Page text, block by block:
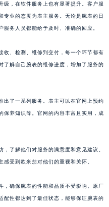
级，在软件服务上也有显著提升。客户服
专业的态度为表主服务。无论是腕表的日
务人员都能给予及时、准确的回应。
收、检测、维修到交付，每一个环节都有
了解自己腕表的维修进度，增加了服务的
出了一系列服务。表主可以在官网上预约
保养知识等。官网的内容丰富且实用，成
了解他们对服务的满意度和意见建议。
受到欧米茄对他们的重视和关怀。
，确保腕表的性能和品质不受影响。原厂
配性都达到了最佳状态，能够保证腕表的